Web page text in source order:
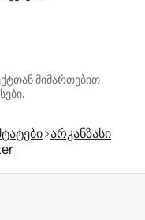
მიმართებით
არკანზასი